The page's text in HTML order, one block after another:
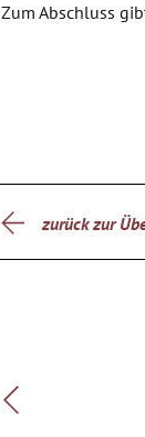
Zum Abschluss
zurück zur